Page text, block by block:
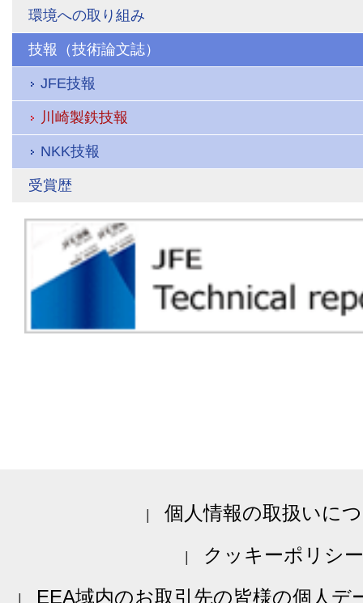
環境への取り組み
技報（技術論文誌）
JFE技報
川崎製鉄技報
NKK技報
受賞歴
個人情報の取扱いに
クッキーポリシー
EEA域内のお取引先の皆様の個人デ